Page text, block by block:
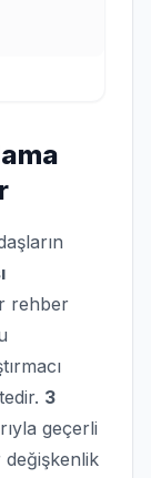
rehber
3
geçerli
değişkenlik